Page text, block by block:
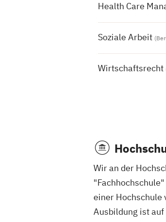
Health Care
Soziale Arbeit
Wirtschaftsrecht
Wir an der
einer Hochschule
Ausbildung ist